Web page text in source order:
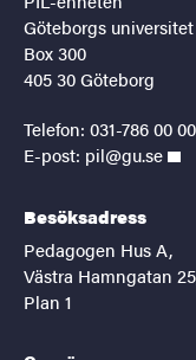
Göteborgs universitet
Box 300
405 30 Göteborg
Telefon: 031-786 00
E-post: pil@gu.se
Besöksadress
Pedagogen Hus A,
Västra Hamngatan
Plan 1